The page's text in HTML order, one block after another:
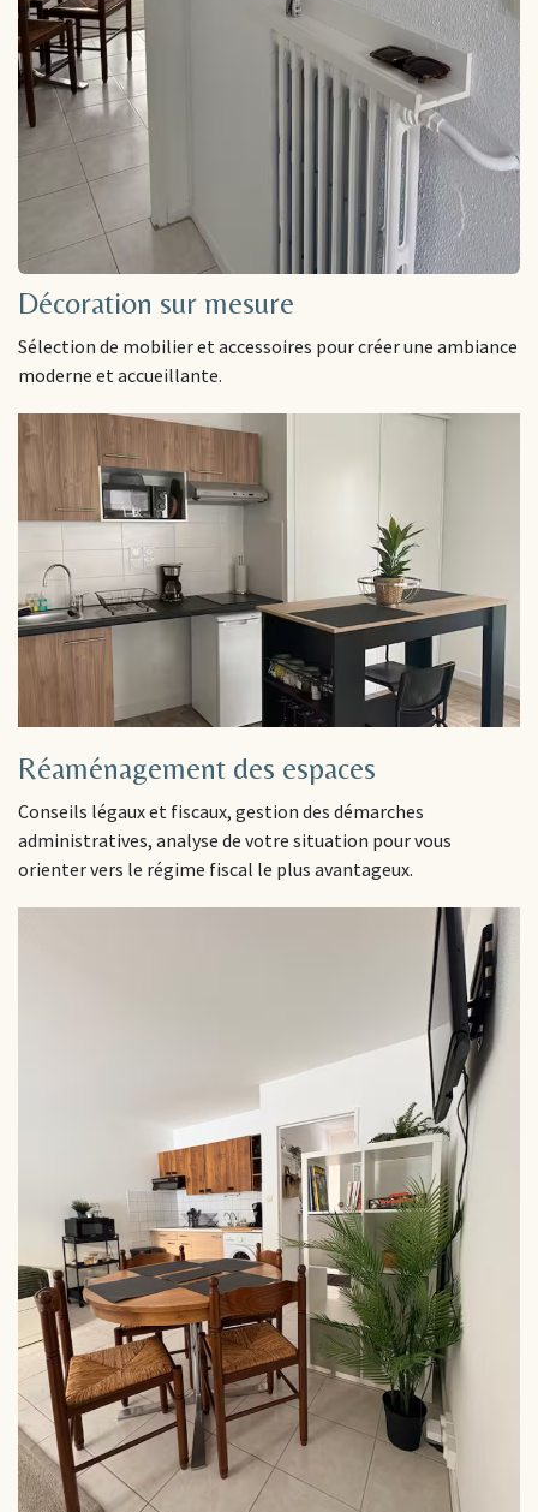
Décoration sur mesure
Sélection de mobilier et accessoires pour créer une ambiance
moderne et accueillante.
Réaménagement des espaces
Conseils légaux et fiscaux, gestion des démarches
administratives, analyse de votre situation pour vous
orienter vers le régime fiscal le plus avantageux.